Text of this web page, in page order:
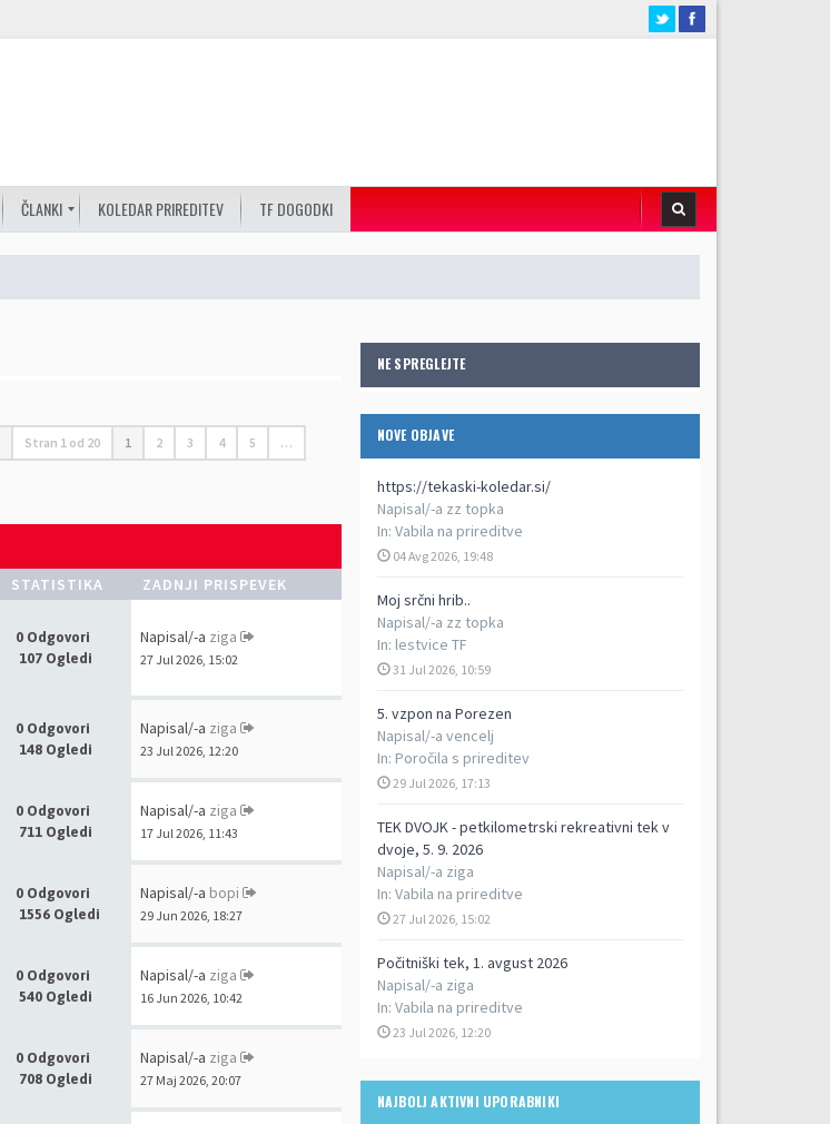
ČLANKI KOLEDAR PRIREDITEV TF DOGODKI
NE SPREGLEJTE
NOVE OBJAVE
https://tekaski-koledar.si/
Napisal/-a zz topka
In: Vabila na prireditve
04 Avg 2026, 19:48
Moj srčni hrib..
Napisal/-a zz topka
In: lestvice TF
31 Jul 2026, 10:59
5. vzpon na Porezen
Napisal/-a vencelj
In: Poročila s prireditev
29 Jul 2026, 17:13
TEK DVOJK - petkilometrski rekreativni tek v
dvoje, 5. 9. 2026
Napisal/-a ziga
In: Vabila na prireditve
27 Jul 2026, 15:02
Počitniški tek, 1. avgust 2026
Napisal/-a ziga
In: Vabila na prireditve
23 Jul 2026, 12:20
NAJBOLJ AKTIVNI UPORABNIKI
Stran 1od 20 1 2 3 4 5 …
STATISTIKA ZADNJI PRISPEVEK
0 Odgovori
107 Ogledi
Napisal/-a ziga
27 Jul 2026, 15:02
0 Odgovori
148 Ogledi
Napisal/-a ziga
23 Jul 2026, 12:20
0 Odgovori
711 Ogledi
Napisal/-a ziga
17 Jul 2026, 11:43
0 Odgovori
1556 Ogledi
Napisal/-a bopi
29 Jun 2026, 18:27
0 Odgovori
540 Ogledi
Napisal/-a ziga
16 Jun 2026, 10:42
0 Odgovori
708 Ogledi
Napisal/-a ziga
27 Maj 2026, 20:07